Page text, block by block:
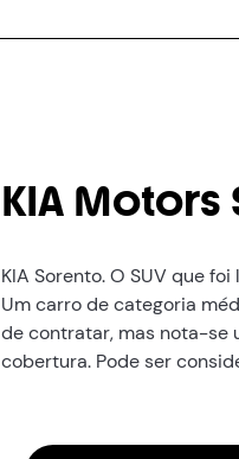
KIA
KIA Sorento. O SUV que
Um carro de categoria
de contratar, mas nota-se
cobertura. Pode ser